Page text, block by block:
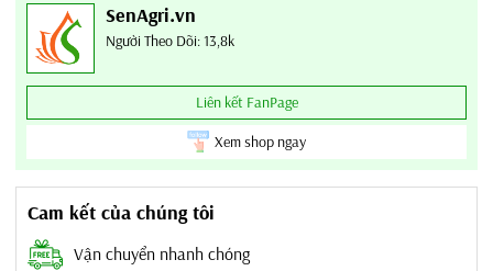
SenAgri.vn
Người Theo Dõi: 13,8k
Liên kết FanPage
Xem shop ngay
Cam kết của chúng tôi
Vận chuyển nhanh chóng